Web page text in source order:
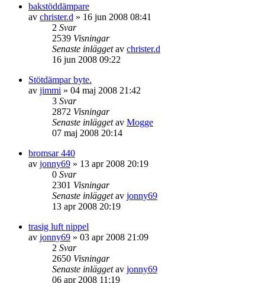
bakstöddämpare
av christer.d » 16 jun 2008 08:41
2 Svar
2539 Visningar
Senaste inläggetav christer.d
16 jun 2008 09:22
Stötdämpar byte.
av jimmi » 04 maj 2008 21:42
3 Svar
2872 Visningar
Senaste inläggetav Mogge
07 maj 2008 20:14
bromsar 440
av jonny69 » 13 apr 2008 20:19
0 Svar
2301 Visningar
Senaste inläggetav jonny69
13 apr 2008 20:19
trasig luft nippel
av jonny69 » 03 apr 2008 21:09
2 Svar
2650 Visningar
Senaste inläggetav jonny69
06 apr 2008 11:19